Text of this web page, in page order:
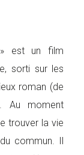
» est un film
sorti sur les
roman (de
Au moment
trouver la vie
commun. Il